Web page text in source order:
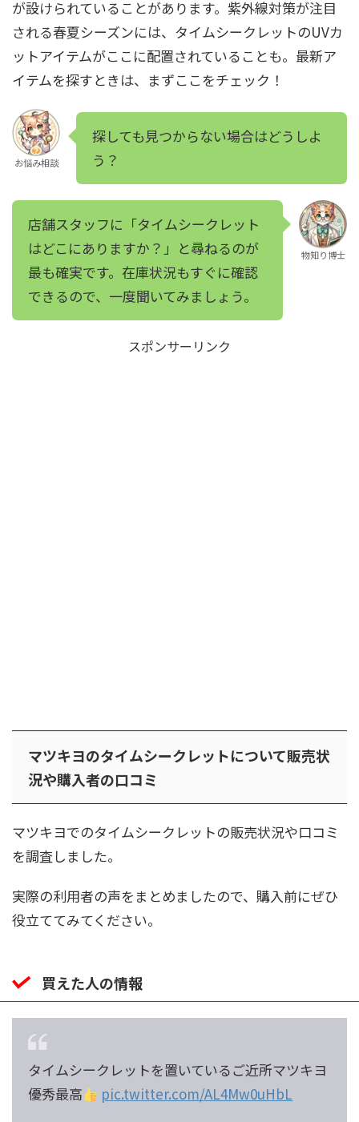
が設けられていることがあります。紫外線対策が注目
される春夏シーズンには、タイムシークレットのUVカ
ットアイテムがここに配置されていることも。最新ア
イテムを探すときは、まずここをチェック！
お悩み相談
探しても見つからない場合はどうしよ
う？
店舗スタッフに「タイムシークレット
はどこにありますか？」と尋ねるのが
最も確実です。在庫状況もすぐに確認
できるので、一度聞いてみましょう。
物知り博士
スポンサーリンク
マツキヨのタイムシークレットについて販売状
況や購入者の口コミ
マツキヨでのタイムシークレットの販売状況や口コミ
を調査しました。
実際の利用者の声をまとめましたので、購入前にぜひ
役立ててみてください。
買えた人の情報
タイムシークレットを置いているご近所マツキヨ
優秀最高
pic.twitter.com/AL4Mw0uHbL